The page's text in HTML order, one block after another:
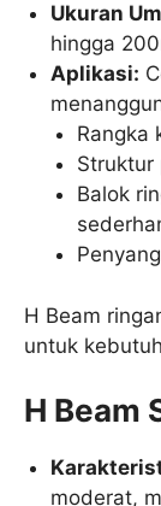
Ukuran
hingga
Aplikasi:
Rangka
Struktur
Balok
H Beam
untuk
H Beam
moderat,